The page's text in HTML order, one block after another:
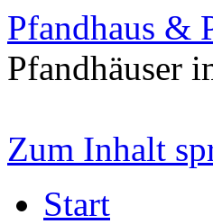
Pfandhaus &
Pfandhäuser
Zum Inhalt
Start